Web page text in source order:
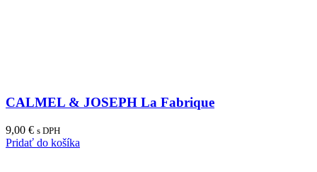
CALMEL & JOSEPH La Fabrique
9,00 € s DPH
Pridať do košíka